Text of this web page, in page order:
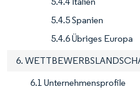
5.4.5 Spanien
5.4.6 Übriges Europa
6.
6.1 Unternehmensprofile